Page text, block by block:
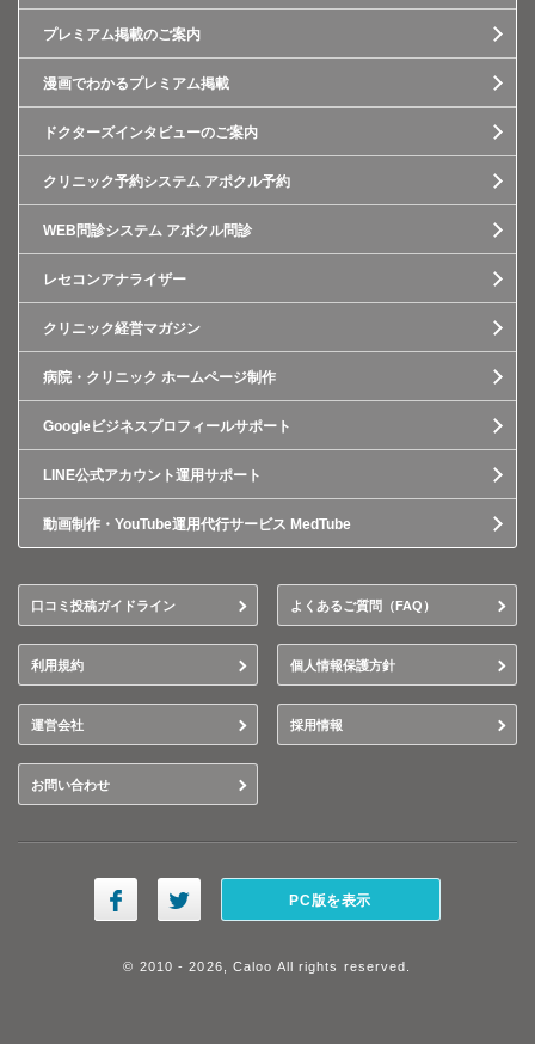
プレミアム掲載のご案内
漫画でわかるプレミアム掲載
ドクターズインタビューのご案内
クリニック予約システム アポクル予約
WEB問診システム アポクル問診
レセコンアナライザー
クリニック経営マガジン
病院・クリニック ホームページ制作
Googleビジネスプロフィールサポート
LINE公式アカウント運用サポート
動画制作・YouTube運用代行サービス MedTube
口コミ投稿ガイドライン よくあるご質問（FAQ）
利用規約 個人情報保護方針
運営会社 採用情報
お問い合わせ
PC版を表示
© 2010 - 2026, Caloo All rights reserved.